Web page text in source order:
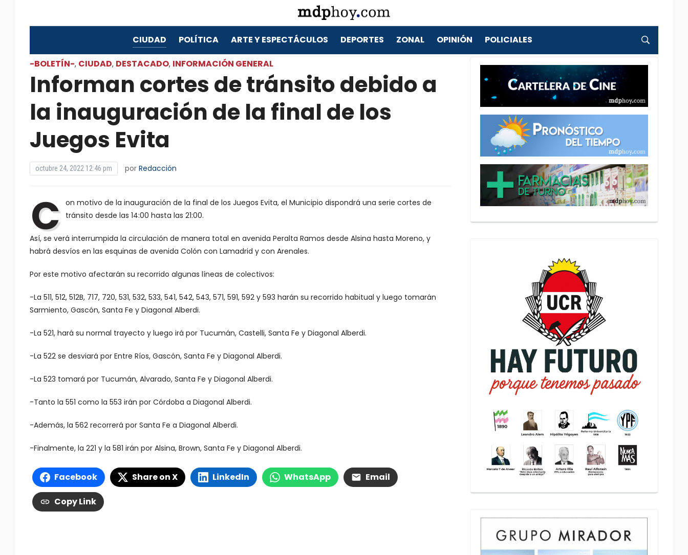
CIUDAD POLÍTICA ARTE Y ESPECTÁCULOS DEPORTES ZONAL OPINIÓN POLICIALES
-BOLETÍN-, CIUDAD, DESTACADO, INFORMACIÓN GENERAL
Informan cortes de tránsito debido a
la inauguración de la final de los
Juegos Evita
octubre 24, 2022 12:46 pm por Redacción
C on motivo de la inauguración de la final de los Juegos Evita, el Municipio dispondrá una serie cortes de
tránsito desde las 14:00 hasta las 21:00.
Así, se verá interrumpida la circulación de manera total en avenida Peralta Ramos desde Alsina hasta Moreno, y
habrá desvíos en las esquinas de avenida Colón con Lamadrid y con Arenales.
Por este motivo afectarán su recorrido algunas líneas de colectivos:
-La 511, 512, 512B, 717, 720, 531, 532, 533, 541, 542, 543, 571, 591, 592 y 593 harán su recorrido habitual y luego tomarán
Sarmiento, Gascón, Santa Fe y Diagonal Alberdi.
-La 521, hará su normal trayecto y luego irá por Tucumán, Castelli, Santa Fe y Diagonal Alberdi.
-La 522 se desviará por Entre Ríos, Gascón, Santa Fe y Diagonal Alberdi.
-La 523 tomará por Tucumán, Alvarado, Santa Fe y Diagonal Alberdi.
-Tanto la 551 como la 553 irán por Córdoba a Diagonal Alberdi.
-Además, la 562 recorrerá por Santa Fe a Diagonal Alberdi.
-Finalmente, la 221 y la 581 irán por Alsina, Brown, Santa Fe y Diagonal Alberdi.
Facebook Share on X LinkedIn WhatsApp Email
Copy Link